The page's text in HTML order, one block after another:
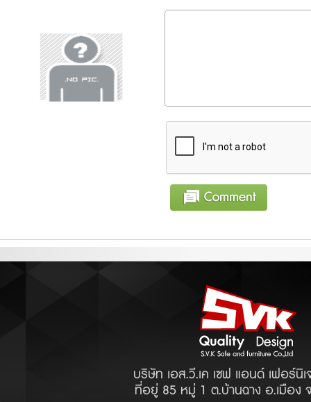
บริษัท เอส.วี.เค เซฟ แอนด์ เฟอร์นิ
ที่อยู่ 85 หมู่ 1 ต.บ้านฉาง อ.เมือง